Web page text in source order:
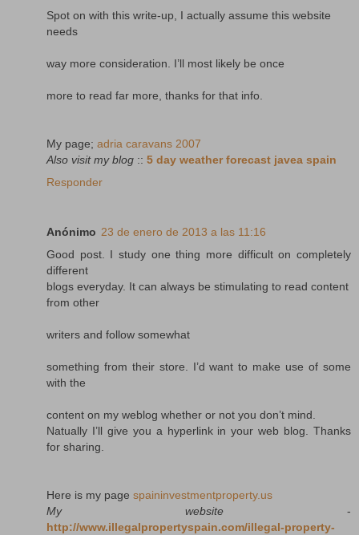
Spot on with this write-up, I actually assume this website
needs
way more consideration. I’ll most likely be once
more to read far more, thanks for that info.
My page; adria caravans 2007
Also visit my blog :: 5 day weather forecast javea spain
Responder
Anónimo 23 de enero de 2013 a las 11:16
Good post. I study one thing more difficult on completely
different
blogs everyday. It can always be stimulating to read content
from other
writers and follow somewhat
something from their store. I’d want to make use of some
with the
content on my weblog whether or not you don’t mind.
Natually I’ll give you a hyperlink in your web blog. Thanks
for sharing.
Here is my page spaininvestmentproperty.us
My website -
http://www.illegalpropertyspain.com/illegal-property-